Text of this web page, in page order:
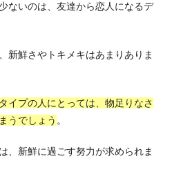
ないのは、友達から恋人になるデ
新鮮さやトキメキはあまりありま
イプの人にとっては、物足りなさ
うでしょう 。
、新鮮に過ごす努力が求められま